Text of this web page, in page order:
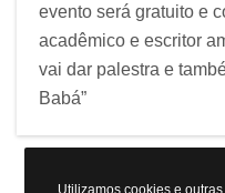
evento será gratuito e
acadêmico e escritor
vai dar palestra e
Babá”